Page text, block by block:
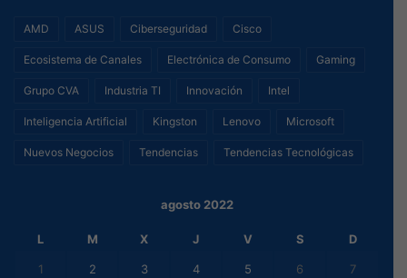
AMD ASUS Ciberseguridad Cisco
Ecosistema de Canales Electrónica de Consumo Gaming
Grupo CVA Industria TI Innovación Intel
Inteligencia Artificial Kingston Lenovo Microsoft
Nuevos Negocios Tendencias Tendencias Tecnológicas
agosto 2022
L M X J V S D
1 2 3 4 5 6 7